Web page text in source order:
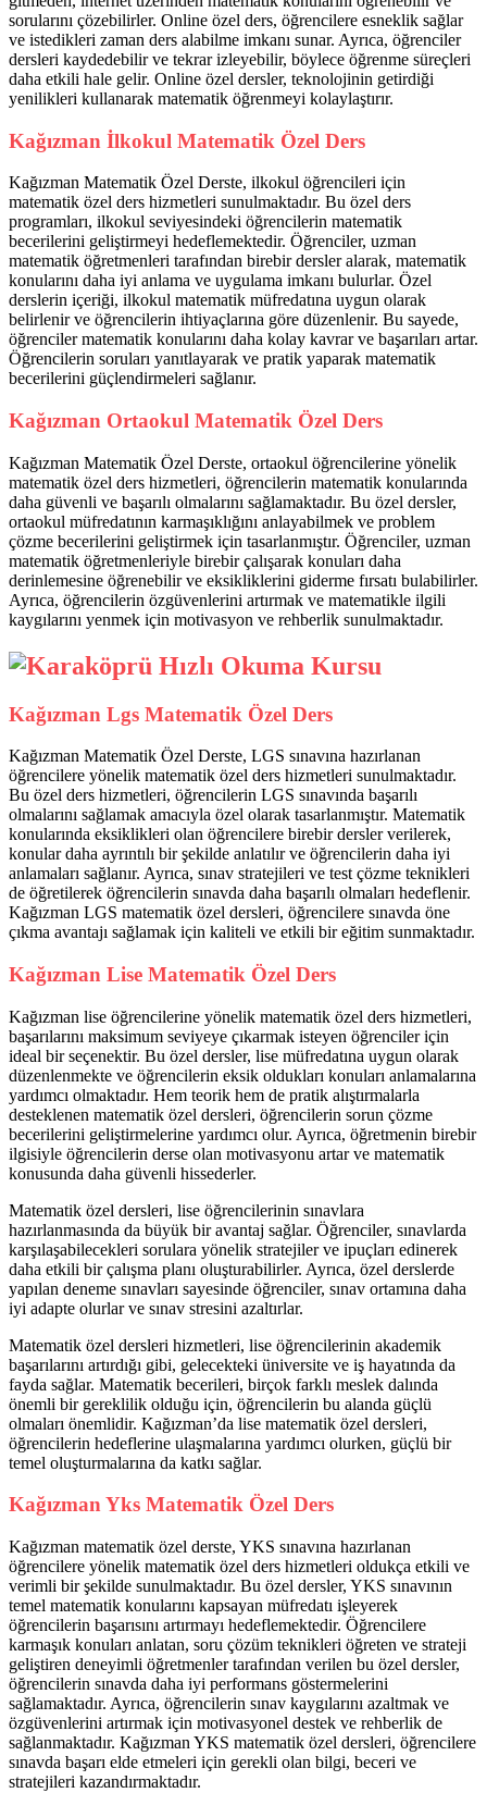
sorularını çözebilirler. Online özel ders, öğrencilere esneklik sağlar
ve istedikleri zaman ders alabilme imkanı sunar. Ayrıca, öğrenciler
dersleri kaydedebilir ve tekrar izleyebilir, böylece öğrenme süreçleri
daha etkili hale gelir. Online özel dersler, teknolojinin getirdiği
yenilikleri kullanarak matematik öğrenmeyi kolaylaştırır.
Kağızman İlkokul Matematik Özel Ders
Kağızman Matematik Özel Derste, ilkokul öğrencileri için
matematik özel ders hizmetleri sunulmaktadır. Bu özel ders
programları, ilkokul seviyesindeki öğrencilerin matematik
becerilerini geliştirmeyi hedeflemektedir. Öğrenciler, uzman
matematik öğretmenleri tarafından birebir dersler alarak, matematik
konularını daha iyi anlama ve uygulama imkanı bulurlar. Özel
derslerin içeriği, ilkokul matematik müfredatına uygun olarak
belirlenir ve öğrencilerin ihtiyaçlarına göre düzenlenir. Bu sayede,
öğrenciler matematik konularını daha kolay kavrar ve başarıları artar.
Öğrencilerin soruları yanıtlayarak ve pratik yaparak matematik
becerilerini güçlendirmeleri sağlanır.
Kağızman Ortaokul Matematik Özel Ders
Kağızman Matematik Özel Derste, ortaokul öğrencilerine yönelik
matematik özel ders hizmetleri, öğrencilerin matematik konularında
daha güvenli ve başarılı olmalarını sağlamaktadır. Bu özel dersler,
ortaokul müfredatının karmaşıklığını anlayabilmek ve problem
çözme becerilerini geliştirmek için tasarlanmıştır. Öğrenciler, uzman
matematik öğretmenleriyle birebir çalışarak konuları daha
derinlemesine öğrenebilir ve eksikliklerini giderme fırsatı bulabilirler.
Ayrıca, öğrencilerin özgüvenlerini artırmak ve matematikle ilgili
kaygılarını yenmek için motivasyon ve rehberlik sunulmaktadır.
Kağızman Lgs Matematik Özel Ders
Kağızman Matematik Özel Derste, LGS sınavına hazırlanan
öğrencilere yönelik matematik özel ders hizmetleri sunulmaktadır.
Bu özel ders hizmetleri, öğrencilerin LGS sınavında başarılı
olmalarını sağlamak amacıyla özel olarak tasarlanmıştır. Matematik
konularında eksiklikleri olan öğrencilere birebir dersler verilerek,
konular daha ayrıntılı bir şekilde anlatılır ve öğrencilerin daha iyi
anlamaları sağlanır. Ayrıca, sınav stratejileri ve test çözme teknikleri
de öğretilerek öğrencilerin sınavda daha başarılı olmaları hedeflenir.
Kağızman LGS matematik özel dersleri, öğrencilere sınavda öne
çıkma avantajı sağlamak için kaliteli ve etkili bir eğitim sunmaktadır.
Kağızman Lise Matematik Özel Ders
Kağızman lise öğrencilerine yönelik matematik özel ders hizmetleri,
başarılarını maksimum seviyeye çıkarmak isteyen öğrenciler için
ideal bir seçenektir. Bu özel dersler, lise müfredatına uygun olarak
düzenlenmekte ve öğrencilerin eksik oldukları konuları anlamalarına
yardımcı olmaktadır. Hem teorik hem de pratik alıştırmalarla
desteklenen matematik özel dersleri, öğrencilerin sorun çözme
becerilerini geliştirmelerine yardımcı olur. Ayrıca, öğretmenin birebir
ilgisiyle öğrencilerin derse olan motivasyonu artar ve matematik
konusunda daha güvenli hissederler.
Matematik özel dersleri, lise öğrencilerinin sınavlara
hazırlanmasında da büyük bir avantaj sağlar. Öğrenciler, sınavlarda
karşılaşabilecekleri sorulara yönelik stratejiler ve ipuçları edinerek
daha etkili bir çalışma planı oluşturabilirler. Ayrıca, özel derslerde
yapılan deneme sınavları sayesinde öğrenciler, sınav ortamına daha
iyi adapte olurlar ve sınav stresini azaltırlar.
Matematik özel dersleri hizmetleri, lise öğrencilerinin akademik
başarılarını artırdığı gibi, gelecekteki üniversite ve iş hayatında da
fayda sağlar. Matematik becerileri, birçok farklı meslek dalında
önemli bir gereklilik olduğu için, öğrencilerin bu alanda güçlü
olmaları önemlidir. Kağızman’da lise matematik özel dersleri,
öğrencilerin hedeflerine ulaşmalarına yardımcı olurken, güçlü bir
temel oluşturmalarına da katkı sağlar.
Kağızman Yks Matematik Özel Ders
Kağızman matematik özel derste, YKS sınavına hazırlanan
öğrencilere yönelik matematik özel ders hizmetleri oldukça etkili ve
verimli bir şekilde sunulmaktadır. Bu özel dersler, YKS sınavının
temel matematik konularını kapsayan müfredatı işleyerek
öğrencilerin başarısını artırmayı hedeflemektedir. Öğrencilere
karmaşık konuları anlatan, soru çözüm teknikleri öğreten ve strateji
geliştiren deneyimli öğretmenler tarafından verilen bu özel dersler,
öğrencilerin sınavda daha iyi performans göstermelerini
sağlamaktadır. Ayrıca, öğrencilerin sınav kaygılarını azaltmak ve
özgüvenlerini artırmak için motivasyonel destek ve rehberlik de
sağlanmaktadır. Kağızman YKS matematik özel dersleri, öğrencilere
sınavda başarı elde etmeleri için gerekli olan bilgi, beceri ve
stratejileri kazandırmaktadır.